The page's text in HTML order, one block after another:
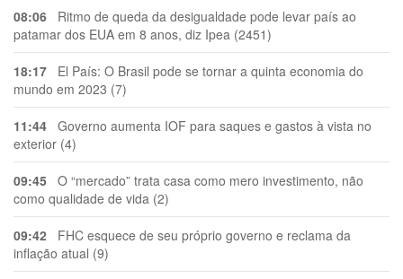
08:06 Ritmo de queda da desigualdade pode levar país ao
patamar dos EUA em 8 anos, diz Ipea (2451)
18:17 El País: O Brasil pode se tornar a quinta economia do
mundo em 2023 (7)
11:44 Governo aumenta IOF para saques e gastos à vista no
exterior (4)
09:45 O “mercado” trata casa como mero investimento, não
como qualidade de vida (2)
09:42 FHC esquece de seu próprio governo e reclama da
inflação atual (9)